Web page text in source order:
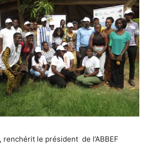
renchérit le président de l’ABBEF